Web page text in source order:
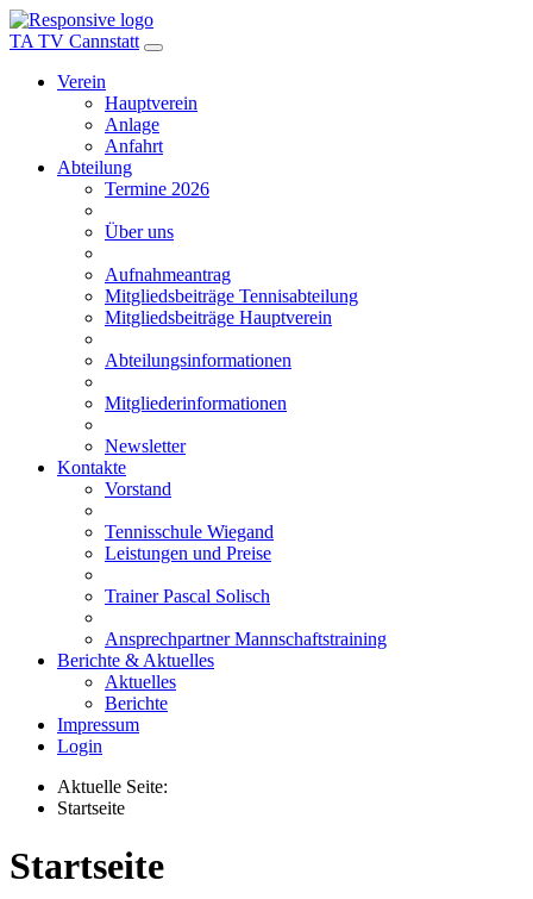
TA TV Cannstatt
Verein
Hauptverein
Anlage
Anfahrt
Abteilung
Termine 2026
Über uns
Aufnahmeantrag
Mitgliedsbeiträge Tennisabteilung
Mitgliedsbeiträge Hauptverein
Abteilungsinformationen
Mitgliederinformationen
Newsletter
Kontakte
Vorstand
Tennisschule Wiegand
Leistungen und Preise
Trainer Pascal Solisch
Ansprechpartner Mannschaftstraining
Berichte & Aktuelles
Aktuelles
Berichte
Impressum
Login
Aktuelle Seite:
Startseite
Startseite